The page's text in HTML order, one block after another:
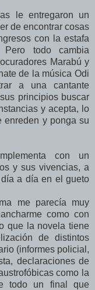
le entregaron un
de encontrar cosas
con la estafa
todo cambia
Marabú y
de la música Odi
a una cantante
principios buscar
y acepta, lo
y ponga su
con un
y sus vivencias, a
a día en el gueto
me parecía muy
como con
que la novela tiene
de distintos
(informes policial,
declaraciones de
como la
todo un final que